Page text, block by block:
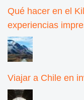
Qué hacer en el
experiencias
Viajar a Chile en